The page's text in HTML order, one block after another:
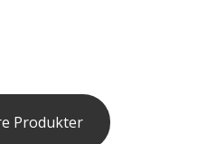
Produkter